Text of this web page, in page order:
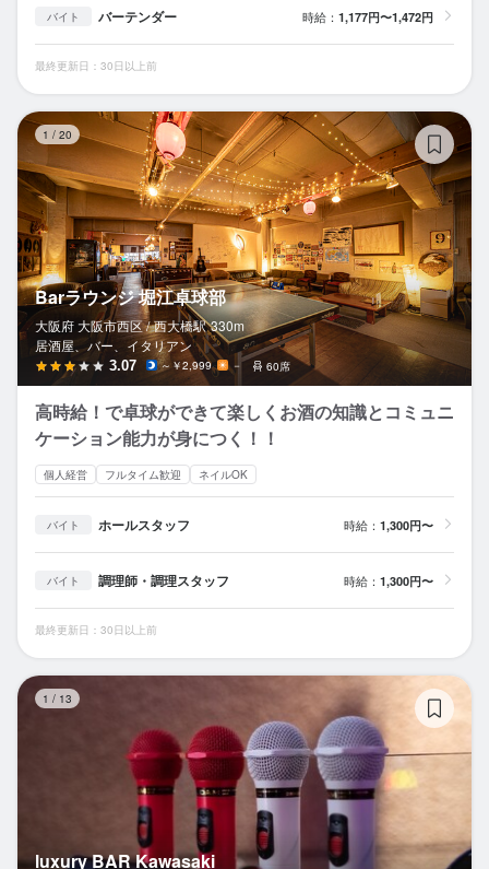
バイト バーテンダー 時給： 1,177円〜1,472円
最終更新日：30日以上前
1 / 20
Barラウンジ 堀江卓球部
大阪府 大阪市西区 / 西大橋駅 330m
居酒屋、バー、イタリアン
3.07 ～￥2,999 － 60席
高時給！で卓球ができて楽しくお酒の知識とコミュニ
ケーション能力が身につく！！
個人経営 フルタイム歓迎 ネイルOK
バイト ホールスタッフ 時給： 1,300円〜
バイト 調理師・調理スタッフ 時給： 1,300円〜
最終更新日：30日以上前
1 / 13
luxury BAR Kawasaki